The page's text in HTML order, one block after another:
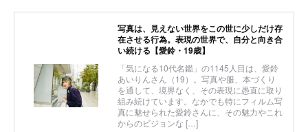
写真は、見えない世界をこの世に少しだけ存
在させる行為。表現の世界で、自分と向き合
い続ける【愛鈴・19歳】
「気になる10代名鑑」の1145人目は、愛鈴
あいりんさん（19）。写真や服、本づくり
を通して、境界なく、その表現に愚直に取り
組み続けています。なかでも特にフィルム写
真に魅せられた愛鈴さんに、その魅力やこれ
からのビジョンな […]